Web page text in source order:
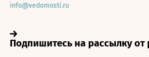
info@vedomosti.ru